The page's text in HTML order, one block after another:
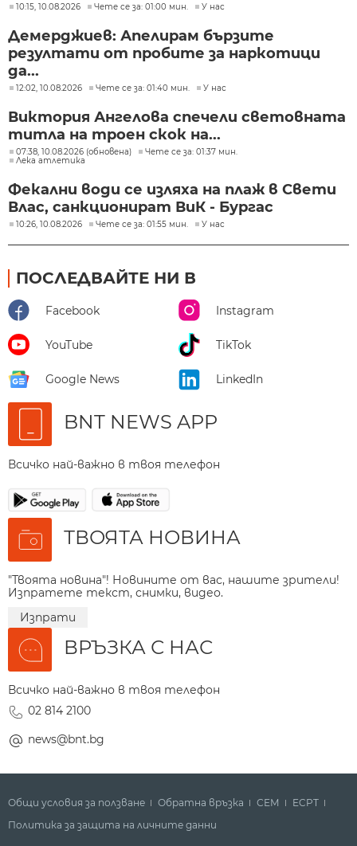
10:15, 10.08.2026 Чете се за: 01:00 мин. У нас
Демерджиев: Апелирам бързите
резултати от пробите за наркотици
да...
12:02, 10.08.2026 Чете се за: 01:40 мин. У нас
Виктория Ангелова спечели световната
титла на троен скок на...
07:38, 10.08.2026 (обновена)
Чете се за: 01:37 мин.
Лека атлетика
Фекални води се изляха на плаж в Свети
Влас, санкционират ВиК - Бургас
10:26, 10.08.2026 Чете се за: 01:55 мин. У нас
ПОСЛЕДВАЙТЕ НИ В
Facebook Instagram
YouTube TikTok
Google News LinkedIn
BNT NEWS APP
Всичко най-важно в твоя телефон
ТВОЯТА НОВИНА
"Твоята новина"! Новините от вас, нашите зрители!
Изпратете текст, снимки, видео.
Изпрати
ВРЪЗКА С НАС
Всичко най-важно в твоя телефон
02 814 2100
news@bnt.bg
Общи условия за ползване Обратна връзка СЕМ
ECPT
Политика за защита на личните данни